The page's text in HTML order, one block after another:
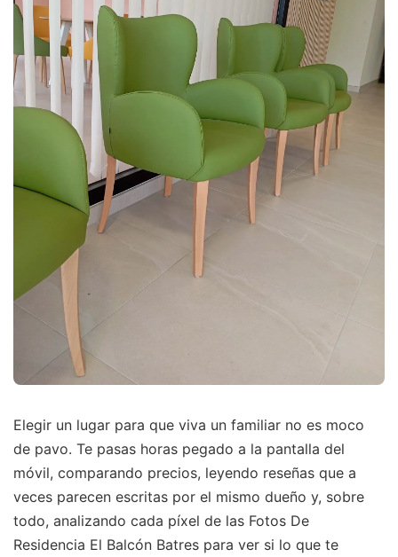
Elegir un lugar para que viva un familiar no es moco
de pavo. Te pasas horas pegado a la pantalla del
móvil, comparando precios, leyendo reseñas que a
veces parecen escritas por el mismo dueño y, sobre
todo, analizando cada píxel de las Fotos De
Residencia El Balcón Batres para ver si lo que te